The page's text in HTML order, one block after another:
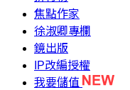
焦點作家
徐淑卿專欄
鏡出版
IP改編授權
我要儲值